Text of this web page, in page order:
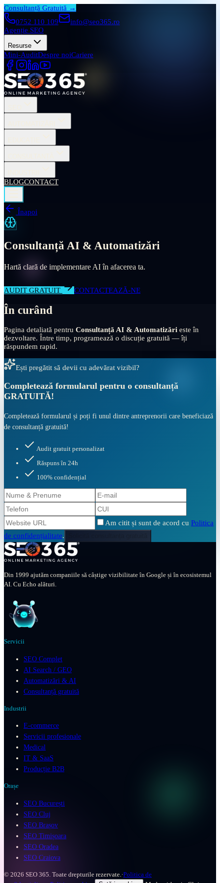
Consultanță Gratuită →
0752 110 109
info@seo365.ro
Agenție SEO
Resurse
Mini-AuditDespre noiCariere
BLOGCONTACT
Înapoi
Consultanță AI & Automatizări
Hartă clară de implementare AI în afacerea ta.
AUDIT GRATUIT CONTACTEAZĂ-NE
În curând
Pagina detaliată pentru Consultanță AI & Automatizări este în
dezvoltare. Între timp, programează o discuție gratuită — îți
răspundem rapid.
Ești pregătit să devii cu adevărat vizibil?
Completează formularul pentru o consultanță
GRATUITĂ!
Completează formularul și poți fi unul dintre antreprenorii care beneficiază
de consultanță gratuită!
Audit gratuit personalizat
Răspuns în 24h
100% confidențial
Am citit și sunt de acord cu Politica
de confidențialitate.
Din 1999 ajutăm companiile să câștige vizibilitate în Google și în ecosistemul
AI. Cu Echo alături.
Servicii
SEO Complet
AI Search / GEO
Automatizări & AI
Consultanță gratuită
Industrii
E-commerce
Servicii profesionale
Medical
IT & SaaS
Producție B2B
Orașe
SEO București
SEO Cluj
SEO Brașov
SEO Timișoara
SEO Oradea
SEO Craiova
© 2026 SEO 365. Toate drepturile rezervate. ·Politica de